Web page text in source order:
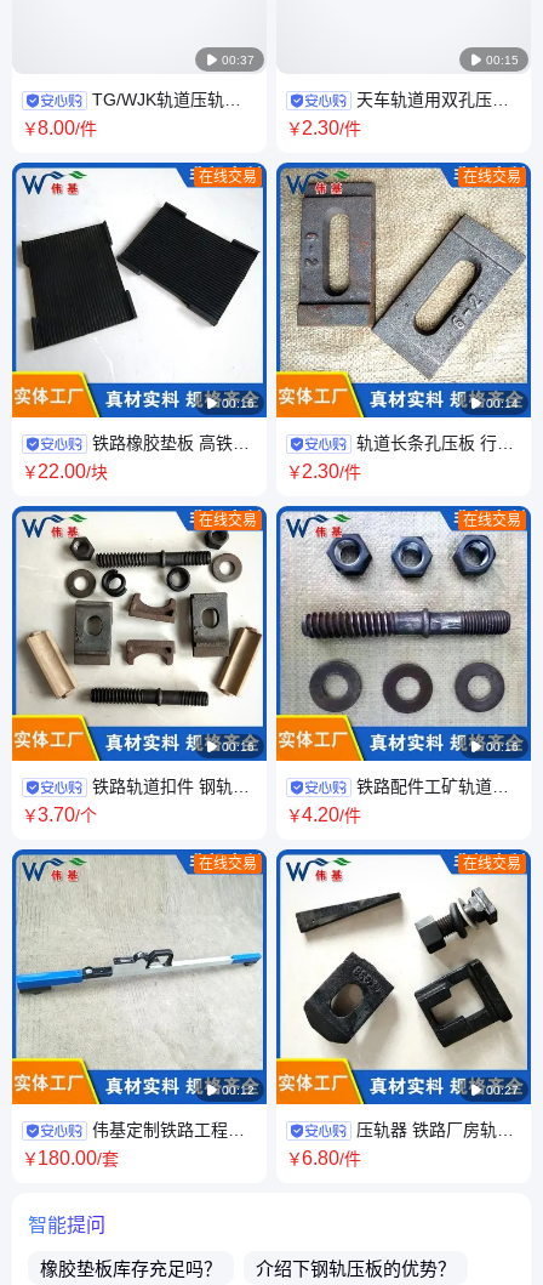
 00:37
TG/WJK轨道压轨器
焊接型道轨压板
基
￥8.00/件
 00:16
在线交易
铁路橡胶垫板 高铁轨
枕防震减震弹性缓冲垫片 伟基
￥22.00/块
 00:16
在线交易
铁路轨道扣件 钢轨e
型焊接式压板弹条扣板 钢轨接
￥3.70/个
 00:12
在线交易
伟基定制铁路工程
600mm轨距尺 轨道检定器 性
￥180.00/套
 00:15
天车轨道用双孔压板
38/43/50 钢结构轨道固定压块
￥2.30/件
 00:14
在线交易
轨道长条孔压板 行车
起重机钢轨固定压铁 矿用轻轨
￥2.30/件
 00:16
在线交易
铁路配件工矿轨道连
接高强度螺旋道钉 锻打铁路螺
￥4.20/件
 00:27
在线交易
压轨器 铁路厂房轨道
固定器TG/QU 24 38 43 70 80
￥6.80/件
智能提问
橡胶垫板库存充足吗？ 介绍下钢轨压板的优势？